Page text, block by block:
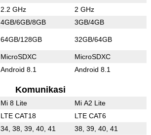
2.2 GHz 2 GHz
4GB/6GB/8GB 3GB/4GB
64GB/128GB 32GB/64GB
MicroSDXC MicroSDXC
Android 8.1 Android 8.1
Komunikasi
Mi 8 Lite Mi A2 Lite
LTE CAT18 LTE CAT6
34, 38, 39, 40, 41 38, 39, 40, 41